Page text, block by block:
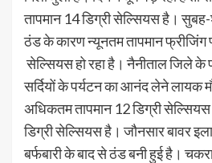
तापमान 14 डिग्री सेल्सियस है।
ठंड के कारण न्यूनतम तापमान फ्रीजिंग
सेल्सियस हो रहा है। नैनीताल जिले
सर्दियों के पर्यटन का आनंद लेने लायक
अधिकतम तापमान 12 डिग्री सेल्सियस
डिग्री सेल्सियस है। जौनसार बावर
बर्फबारी के बाद से ठंड बनी हुई है।